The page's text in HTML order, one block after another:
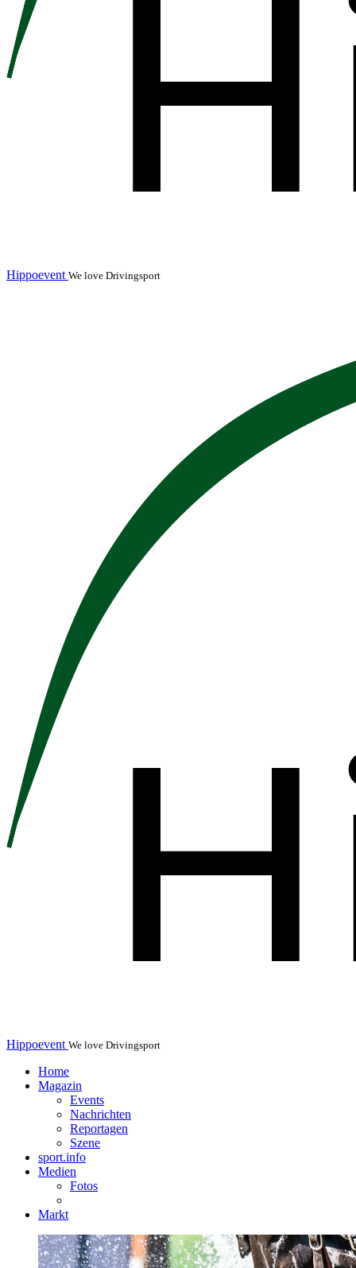
Hippoevent We love Drivingsport
Hippoevent We love Drivingsport
Home
Magazin
Events
Nachrichten
Reportagen
Szene
sport.info
Medien
Fotos
Markt